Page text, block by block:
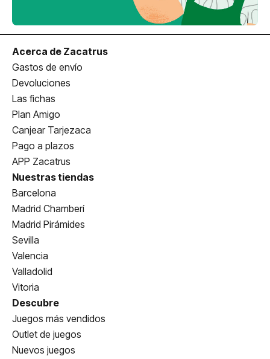
Acerca de Zacatrus
Gastos de envío
Devoluciones
Las fichas
Plan Amigo
Canjear Tarjezaca
Pago a plazos
APP Zacatrus
Nuestras tiendas
Barcelona
Madrid Chamberí
Madrid Pirámides
Sevilla
Valencia
Valladolid
Vitoria
Descubre
Juegos más vendidos
Outlet de juegos
Nuevos juegos